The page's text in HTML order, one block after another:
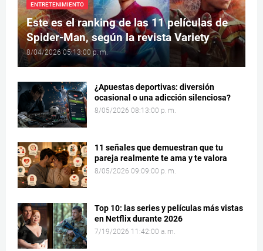
ENTRETENIMIENTO
Este es el ranking de las 11 películas de
Spider-Man, según la revista Variety
8/04/2026 05:13:00 p. m.
¿Apuestas deportivas: diversión
ocasional o una adicción silenciosa?
8/05/2026 08:13:00 p. m.
11 señales que demuestran que tu
pareja realmente te ama y te valora
8/05/2026 09:09:00 p. m.
Top 10: las series y películas más vistas
en Netflix durante 2026
7/19/2026 11:42:00 a. m.